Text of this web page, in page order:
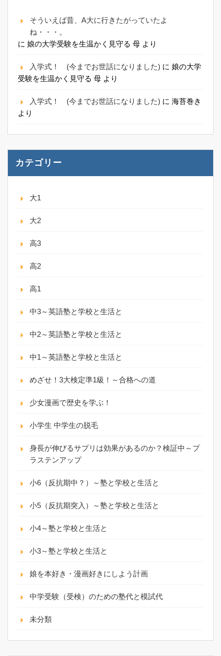
そういえば昔、A大に行きたがっていたよ
ね・・・。
に 娘の大学受験を生温かく見守る 母 より
入学式！ (今までお世話になりました) に 娘の大学
受験を生温かく見守る 母 より
入学式！ (今までお世話になりました) に 海苔巻き
より
カテゴリー
大1
大2
高3
高2
高1
中3～英語塾と学校と生活と
中2～英語塾と学校と生活と
中1～英語塾と学校と生活と
めざせ！3大検定準1級！～合格への道
少女漫画で歴史を学ぶ！
小学生 中学生の脱毛
身長が伸びるサプリは効果があるのか？検証中～プ
ラステンアップ
小6（反抗期中？）～塾と学校と生活と
小5（反抗期突入）～塾と学校と生活と
小4～塾と学校と生活と
小3～塾と学校と生活と
娘を本好き・漫画好きにしよう計画
中学受験（受検）のための塾代と模試代
未分類